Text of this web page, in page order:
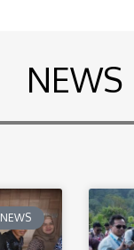
NEWS
NEWS